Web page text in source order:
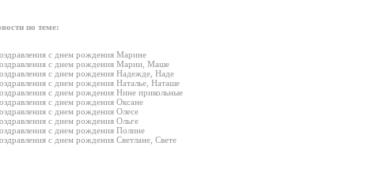
по теме:
с днем рождения Марине
с днем рождения Марии, Маше
с днем рождения Надежде, Наде
с днем рождения Наталье, Наташе
с днем рождения Нине прикольные
с днем рождения Оксане
с днем рождения Олесе
с днем рождения Ольге
с днем рождения Полине
с днем рождения Светлане, Свете